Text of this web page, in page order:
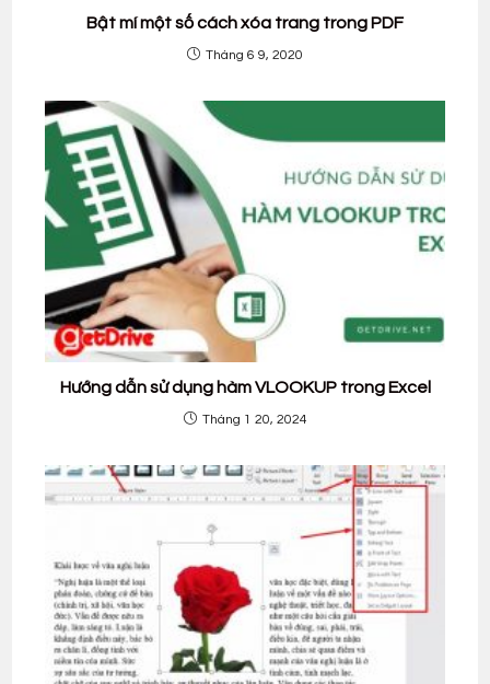
Bật mí một số cách xóa trang trong PDF
Tháng 6 9, 2020
Hướng dẫn sử dụng hàm VLOOKUP trong Excel
Tháng 1 20, 2024